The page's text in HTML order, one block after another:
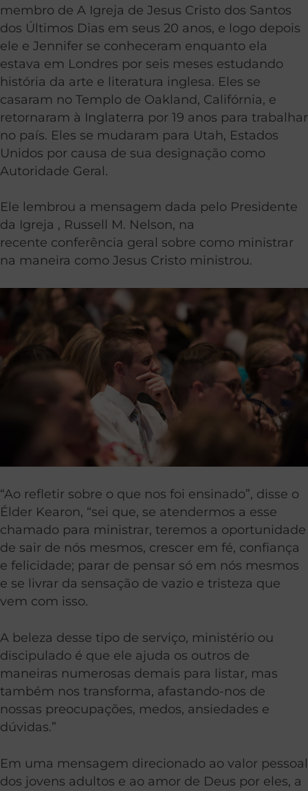
membro de A Igreja de Jesus Cristo dos Santos
dos Últimos Dias em seus 20 anos, e logo depois
ele e Jennifer se conheceram enquanto ela
estava em Londres por seis meses estudando
história da arte e literatura inglesa. Eles se
casaram no Templo de Oakland, Califórnia, e
retornaram à Inglaterra por 19 anos para trabalhar
no país. Eles se mudaram para Utah, Estados
Unidos por causa de sua designação como
Autoridade Geral.
Ele lembrou a mensagem dada pelo Presidente
da Igreja , Russell M. Nelson, na
recente conferência geral sobre como ministrar
na maneira como Jesus Cristo ministrou.
“Ao refletir sobre o que nos foi ensinado”, disse o
Élder Kearon, “sei que, se atendermos a esse
chamado para ministrar, teremos a oportunidade
de sair de nós mesmos, crescer em fé, confiança
e felicidade; parar de pensar só em nós mesmos
e se livrar da sensação de vazio e tristeza que
vem com isso.
A beleza desse tipo de serviço, ministério ou
discipulado é que ele ajuda os outros de
maneiras numerosas demais para listar, mas
também nos transforma, afastando-nos de
nossas preocupações, medos, ansiedades e
dúvidas.”
Em uma mensagem direcionado ao valor pessoal
dos jovens adultos e ao amor de Deus por eles, a